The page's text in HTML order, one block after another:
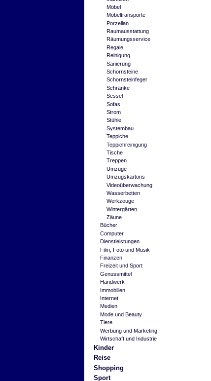
Möbel
Möbeltransporte
Porzellan
Raumausstattung
Räumungsservice
Regale
Reinigung
Sanierung
Schornsteine
Schornsteinfeger
Schränke
Sessel
Sofas
Strom
Stühle
Systembau
Teppiche
Teppichreinigung
Tische
Treppen
Umzüge
Umzugskartons
Videoüberwachung
Wasserbetten
Werkzeuge
Wintergärten
Zäune
Bücher
Computer
Dienstleistungen
Film, Foto und Musik
Finanzen
Freizeit und Sport
Genussmittel
Handwerk
Immobilien
Internet
Medien
Mode und Beauty
Tiere
Werbung und Marketing
Wirtschaft und Industrie
Kinder
Reise
Shopping
Sport